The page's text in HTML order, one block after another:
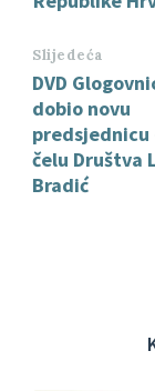
Slijedeća
DVD
dobio novu
predsjednicu
čelu Društva
Bradić